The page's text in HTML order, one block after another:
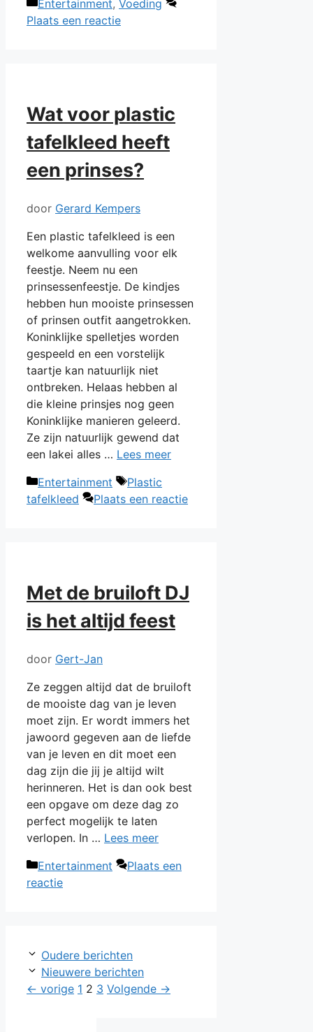
Categorieën
Entertainment, Voeding
Plaats een reactie
Wat voor plastic
tafelkleed heeft
een prinses?
door Gerard Kempers
Een plastic tafelkleed is een
welkome aanvulling voor elk
feestje. Neem nu een
prinsessenfeestje. De kindjes
hebben hun mooiste prinsessen
of prinsen outfit aangetrokken.
Koninklijke spelletjes worden
gespeeld en een vorstelijk
taartje kan natuurlijk niet
ontbreken. Helaas hebben al
die kleine prinsjes nog geen
Koninklijke manieren geleerd.
Ze zijn natuurlijk gewend dat
een lakei alles … Lees meer
Categorieën
Entertainment Tags
Plastic
tafelkleed
Plaats een reactie
Met de bruiloft DJ
is het altijd feest
door Gert-Jan
Ze zeggen altijd dat de bruiloft
de mooiste dag van je leven
moet zijn. Er wordt immers het
jawoord gegeven aan de liefde
van je leven en dit moet een
dag zijn die jij je altijd wilt
herinneren. Het is dan ook best
een opgave om deze dag zo
perfect mogelijk te laten
verlopen. In … Lees meer
Categorieën
Entertainment
Plaats een
reactie
Oudere berichten
Nieuwere berichten
← vorige Pagina
1 Pagina
2 Pagina
3 Volgende →